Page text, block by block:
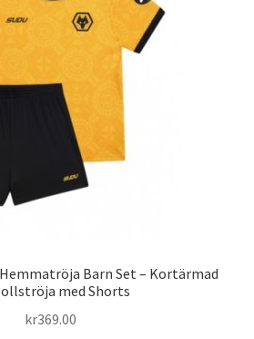
olika
alternativen
kan
väljas
på
produktsidan
Hemmatröja Barn Set – Kortärmad
med Shorts
kr369.00